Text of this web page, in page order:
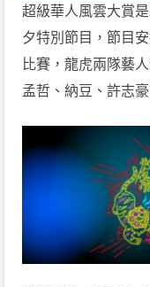
超級華人風雲大賞
夕特別節目，節目
比賽，龍虎兩隊藝
孟哲、納豆、許志